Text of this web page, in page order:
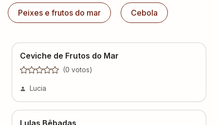
Peixes e frutos do mar
Cebola
Ceviche de Frutos do Mar
(0 votos)
Lucia
Lulas Bêbadas